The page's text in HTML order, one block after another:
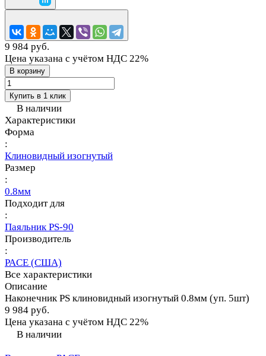
9 984 руб.
Цена указана с учётом НДС 22%
В корзину
Купить в 1 клик
В наличии
Характеристики
Форма
:
Клиновидный изогнутый
Размер
:
0.8мм
Подходит для
:
Паяльник PS-90
Производитель
:
PACE (США)
Все характеристики
Описание
Наконечник PS клиновидный изогнутый 0.8мм (уп. 5шт)
9 984 руб.
Цена указана с учётом НДС 22%
В наличии